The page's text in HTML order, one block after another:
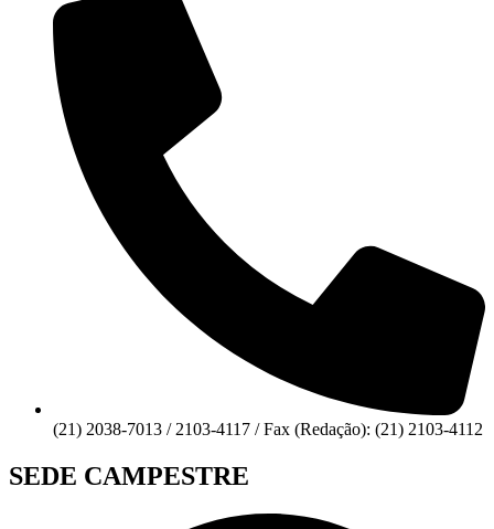
(21) 2038-7013 / 2103-4117 / Fax (Redação): (21) 2103-4112
SEDE CAMPESTRE